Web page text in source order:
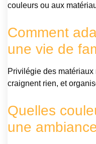
couleurs ou aux
Comment
une vie de
Privilégie des
craignent rien, et
Quelles
une